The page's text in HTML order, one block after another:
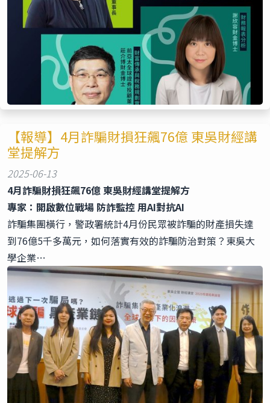
【報導】4月詐騙財損狂飆76億 東吳財經講
堂提解方
2025-06-13
4月詐騙財損狂飆76億 東吳財經講堂提解方
專家：開啟數位戰場 防詐監控 用AI對抗AI
詐騙集團橫行，警政署統計4月份民眾被詐騙的財產損失達
到76億5千多萬元，如何落實有效的詐騙防治對策？東吳大
學企業…